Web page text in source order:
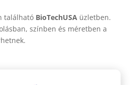
található BioTechUSAüzletben.
színben és méretben a